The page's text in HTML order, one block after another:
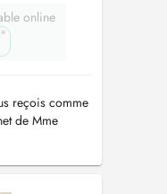
online
reçois comme
de Mme
Paix
les matins - les